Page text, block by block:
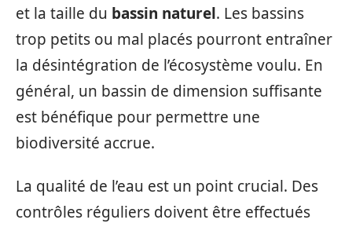
et la taille du bassin naturel. Les bassins
trop petits ou mal placés pourront entraîner
la désintégration de l’écosystème voulu. En
général, un bassin de dimension suffisante
est bénéfique pour permettre une
biodiversité accrue.
La qualité de l’eau est un point crucial. Des
contrôles réguliers doivent être effectués